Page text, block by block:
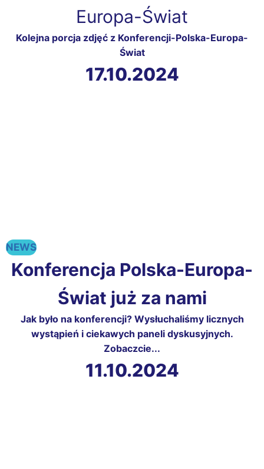
Europa-Świat
Kolejna porcja zdjęć z Konferencji-Polska-Europa-
Świat
17.10.2024
NEWS
Konferencja Polska-Europa-
Świat już za nami
Jak było na konferencji? Wysłuchaliśmy licznych
wystąpień i ciekawych paneli dyskusyjnych.
Zobaczcie...
11.10.2024